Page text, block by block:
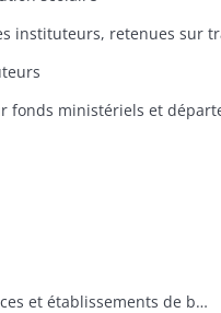
ASSISTANCE: gestion des hospices et établissements de bienfaisance, aide aux indigents, malades, enfants abandonnés et victimes de sinistres